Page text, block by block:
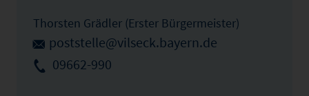
Thorsten Grädler (Erster Bürgermeister)
poststelle@vilseck.bayern.de
09662-990